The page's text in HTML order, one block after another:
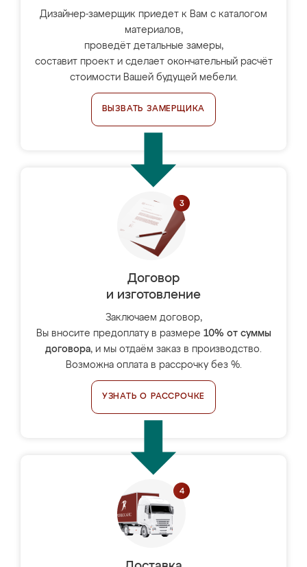
Дизайнер-замерщик приедет к Вам с каталогом
материалов,
проведёт детальные замеры,
составит проект и сделает окончательный расчёт
стоимости Вашей будущей мебели.
ВЫЗВАТЬ ЗАМЕРЩИКА
Договор
и изготовление
Заключаем договор,
Вы вносите предоплату в размере 10% от суммы
договора, и мы отдаём заказ в производство.
Возможна оплата в рассрочку без %.
УЗНАТЬ О РАССРОЧКЕ